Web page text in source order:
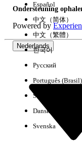
Ondersteuning
Powered by
Nederlands
Español
中文（简体）
中文（繁體）
한국어
Русский
Português (Brasil)
Suomi
Dansk
Svenska